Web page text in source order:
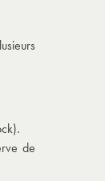
de